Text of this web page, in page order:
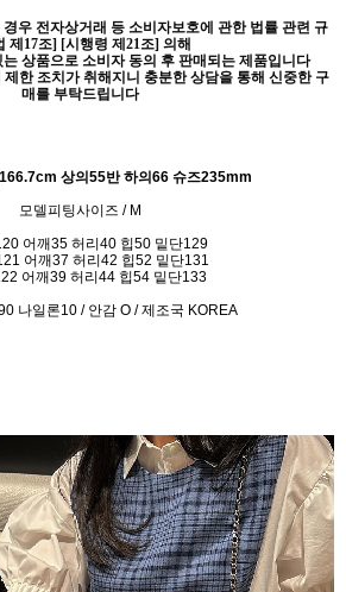
우 전자상거래 등 소비자보호에 관한 법률 관련 규
제17조] [시행령 제21조] 의해
상품으로 소비자 동의 후 판매되는 제품입니다
한 조치가 취해지니 충분한 상담을 통해 신중한 구
매를 부탁드립니다
상의55반 하의66 슈즈235mm
모델피팅사이즈 / M
어깨35 허리40 힙50 밑단129
어깨37 허리42 힙52 밑단131
어깨39 허리44 힙54 밑단133
나일론10 / 안감 O / 제조국 KOREA